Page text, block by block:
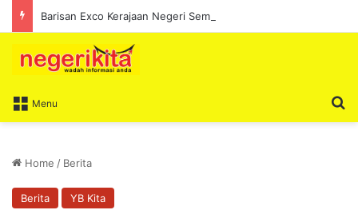
Menu
Home / Berita
Berita YB Kita